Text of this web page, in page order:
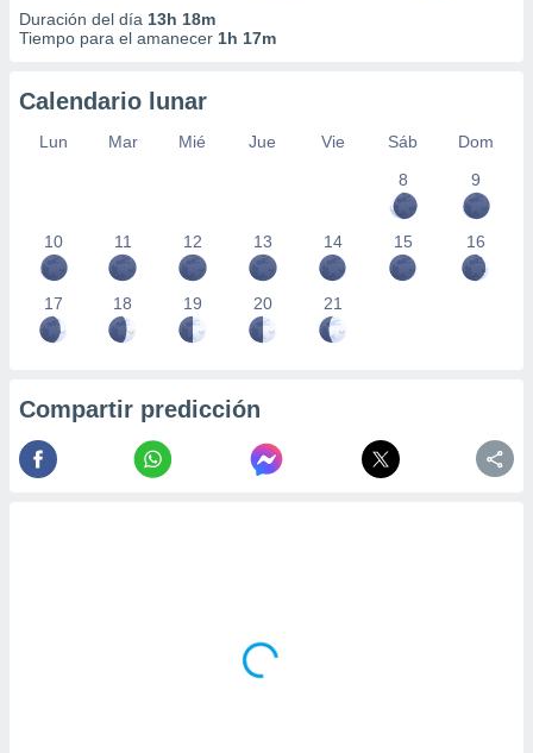
Duración del día 13h 18m
Tiempo para el amanecer 1h 17m
Calendario lunar
Lun Mar Mié Jue Vie Sáb
Dom
8
9
10 11 12 13 14 15 16
17 18 19 20 21
Compartir predicción